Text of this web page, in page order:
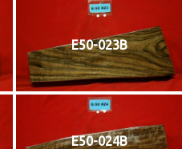
E50-023B
E50-024B